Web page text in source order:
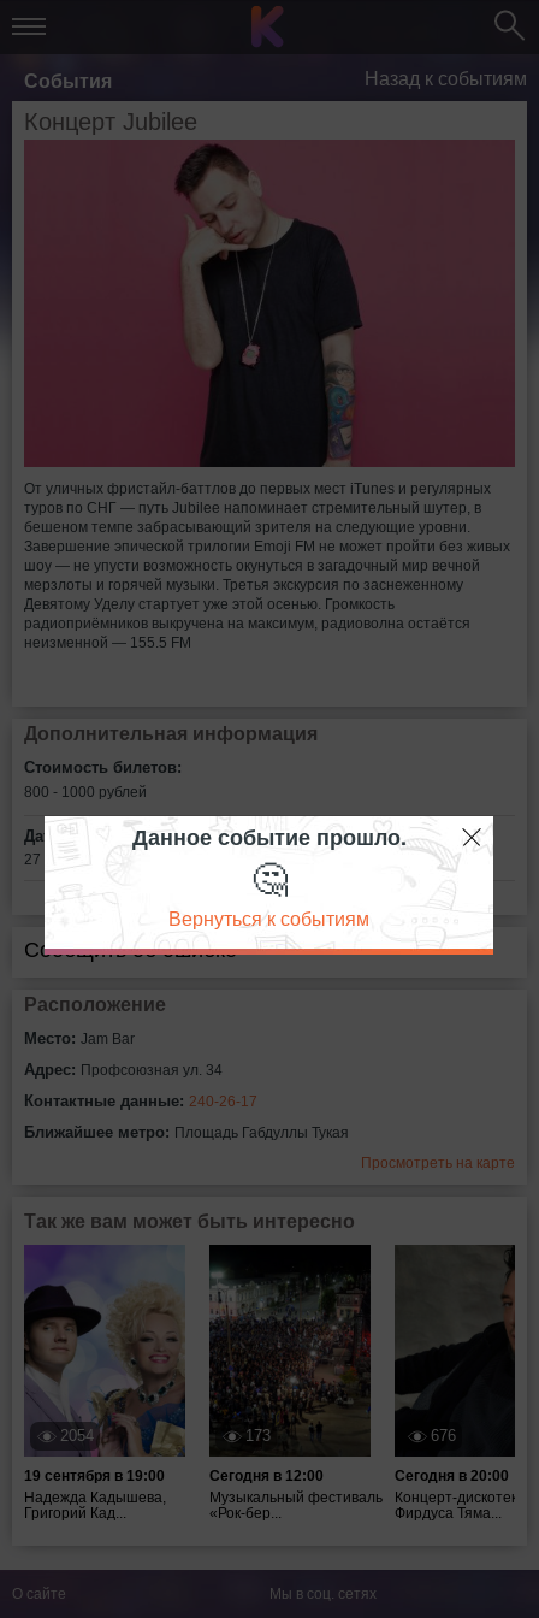
События Назад к событиям
Концерт Jubilee
От уличных фристайл-баттлов до первых мест iTunes и регулярных
туров по СНГ — путь Jubilee напоминает стремительный шутер, в
бешеном темпе забрасывающий зрителя на следующие уровни.
Завершение эпической трилогии Emoji FM не может пройти без живых
шоу — не упусти возможность окунуться в загадочный мир вечной
мерзлоты и горячей музыки. Третья экскурсия по заснеженному
Девятому Уделу стартует уже этой осенью. Громкость
радиоприёмников выкручена на максимум, радиоволна остаётся
неизменной — 155.5 FM
Дополнительная информация
Стоимость билетов:
800 - 1000 рублей
Дата:
27 октября в 18:00
Сообщить об ошибке
Расположение
Место: Jam Bar
Адрес: Профсоюзная ул. 34
Контактные данные: 240-26-17
Ближайшее метро: Площадь Габдуллы Тукая
Просмотреть на карте
Так же вам может быть интересно
2054
19 сентября в 19:00
Надежда Кадышева,
Григорий Кад...
173
Сегодня в 12:00
Музыкальный фестиваль
«Рок-бер...
676
Сегодня в 20:00
Концерт-дискотека
Фирдуса Тяма...
Данное событие прошло.
🤔
Вернуться к событиям
О сайте Мы в соц. сетях